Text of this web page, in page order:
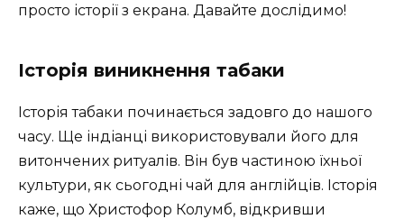
просто історії з екрана. Давайте дослідимо!
Історія виникнення табаки
Історія табаки починається задовго до нашого
часу. Ще індіанці використовували його для
витончених ритуалів. Він був частиною їхньої
культури, як сьогодні чай для англійців. Історія
каже, що Христофор Колумб, відкривши